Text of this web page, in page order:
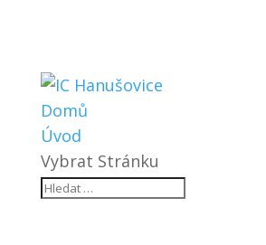
Domů
Úvod
Vybrat Stránku